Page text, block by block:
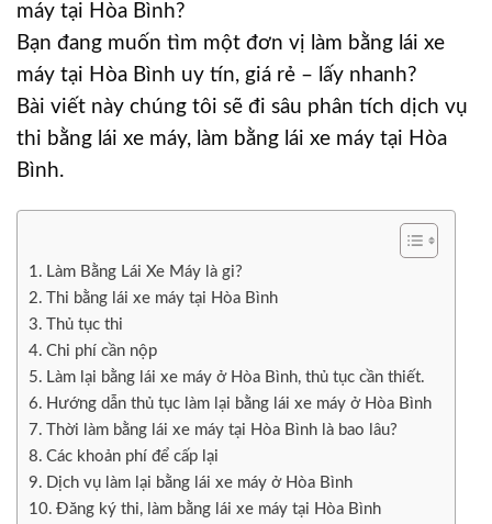
máy tại Hòa Bình?
Bạn đang muốn tìm một đơn vị làm bằng lái xe
máy tại Hòa Bình uy tín, giá rẻ – lấy nhanh?
Bài viết này chúng tôi sẽ đi sâu phân tích dịch vụ
thi bằng lái xe máy, làm bằng lái xe máy tại Hòa
Bình.
Làm Bằng Lái Xe Máy là gi?
Thi bằng lái xe máy tại Hòa Bình
Thủ tục thi
Chi phí cần nộp
Làm lại bằng lái xe máy ở Hòa Bình, thủ tục cần thiết.
Hướng dẫn thủ tục làm lại bằng lái xe máy ở Hòa Bình
Thời làm bằng lái xe máy tại Hòa Bình là bao lâu?
Các khoản phí để cấp lại
Dịch vụ làm lại bằng lái xe máy ở Hòa Bình
Đăng ký thi, làm bằng lái xe máy tại Hòa Bình